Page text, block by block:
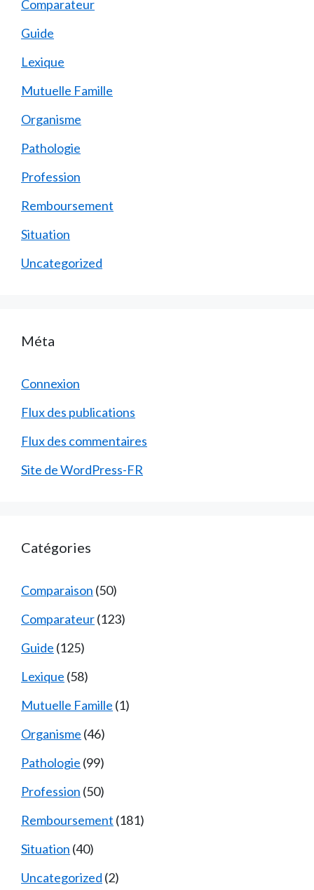
Comparateur
Guide
Lexique
Mutuelle Famille
Organisme
Pathologie
Profession
Remboursement
Situation
Uncategorized
Méta
Connexion
Flux des publications
Flux des commentaires
Site de WordPress-FR
Catégories
Comparaison (50)
Comparateur(123)
Guide (125)
Lexique (58)
Mutuelle Famille (1)
Organisme (46)
Pathologie (99)
Profession (50)
Remboursement (181)
Situation (40)
Uncategorized (2)